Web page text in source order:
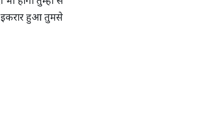
इकरार हुआ तुमसे